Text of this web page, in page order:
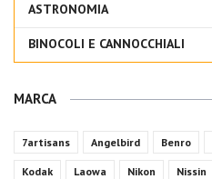
ASTRONOMIA
BINOCOLI E CANNOCCHIALI
MARCA
7artisans Angelbird Benro
Kodak Laowa Nikon Nissin